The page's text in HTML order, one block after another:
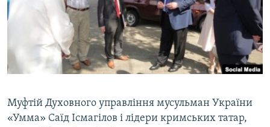
ДЕПОРТАЦІЯ
ВІДЕОУРОКИ «ELIFBE»
СВІДЧЕННЯ ОКУПАЦІЇ
УКРАЇНСЬКА ПРОБЛЕМА КРИМУ
ЯК ОБІЙТИ БЛОКУВАННЯ
Русский
Qırımtatar
Муфтій Духовного управління мусульман України
«Умма» Саїд Ісмагілов і лідери кримських татар,